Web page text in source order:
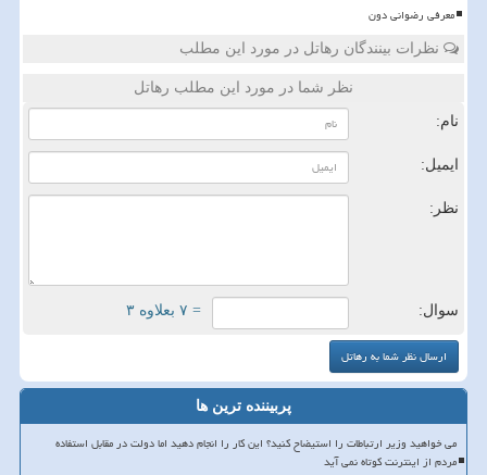
معرفی رضوانی دون
نظرات بینندگان رهاتل در مورد این مطلب
نظر شما در مورد این مطلب رهاتل
نام:
ایمیل:
نظر:
سوال: = ۷ بعلاوه ۳
پربیننده ترین ها
می خواهید وزیر ارتباطات را استیضاح کنید؟ این کار را انجام دهید اما دولت در مقابل استفاده
مردم از اینترنت کوتاه نمی آید